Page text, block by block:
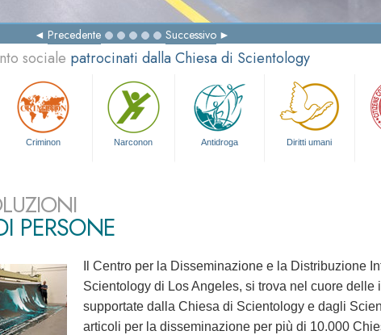
Precedente Successivo
sociale patrocinati dalla Chiesa di Scientology
Criminon Narconon Antidroga Diritti umani
PERSONE
Il Centro per la Disseminazione e la Distribuzione
Scientology di Los Angeles, si trova nel cuore
supportate dalla Chiesa di Scientology e dagli
articoli per la disseminazione per più di 10.000